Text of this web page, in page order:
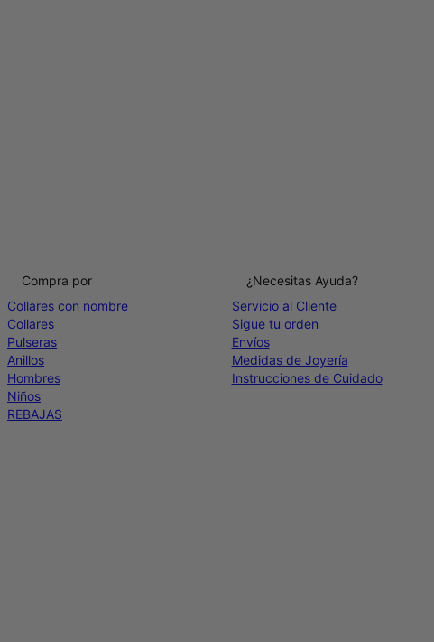
Compra por
Collares con nombre
Collares
Pulseras
Anillos
Hombres
Niños
REBAJAS
¿Necesitas Ayuda?
Servicio al Cliente
Sigue tu orden
Envíos
Medidas de Joyería
Instrucciones de Cuidado